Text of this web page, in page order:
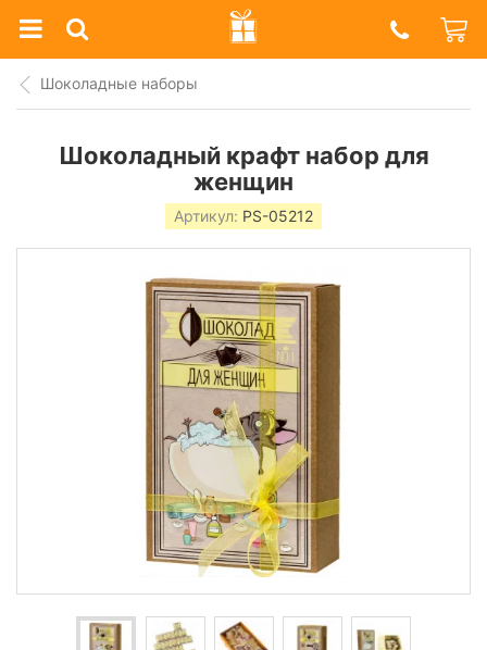
Prazdnik
Shop
Шоколадные наборы
Шоколадный крафт набор для
женщин
Артикул: PS-05212